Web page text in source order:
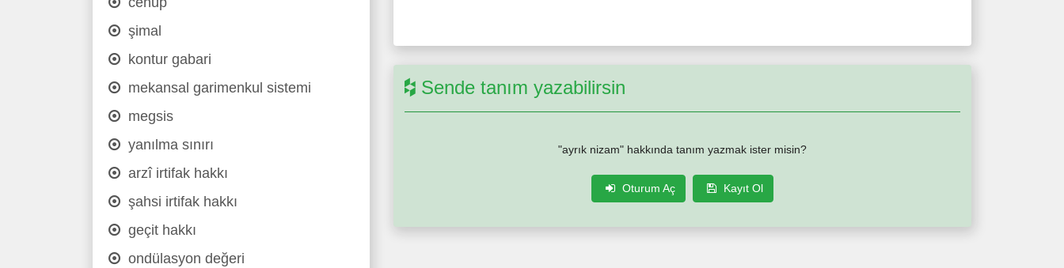
şimal
kontur gabari
mekansal garimenkul sistemi
megsis
yanılma sınırı
arzî irtifak hakkı
şahsi irtifak hakkı
geçit hakkı
ondülasyon değeri
Sende tanım yazabilirsin
"ayrık nizam" hakkında tanım yazmak ister misin?
Oturum Aç Kayıt Ol